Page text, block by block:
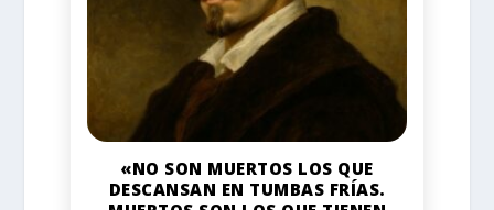
«NO SON MUERTOS LOS QUE
DESCANSAN EN TUMBAS FRÍAS.